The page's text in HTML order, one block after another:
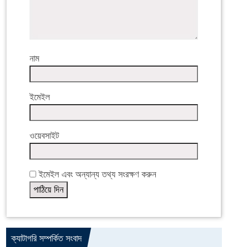
নাম
ইমেইল
ওয়েবসাইট
ইমেইল এবং অন্যান্য তথ্য সংরক্ষণ করুন
ক্যাটাগরি সম্পর্কিত সংবাদ